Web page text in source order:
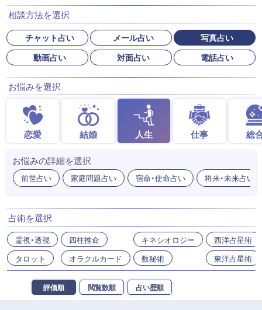
相談方法を選択
チャット占い メール占い
写真占い
動画占い
対面占い 電話占い
お悩みを選択
恋愛 結婚 人生 仕事 総
お悩みの詳細を選択
前世占い 家庭問題占い 宿命・使命占い 将来・未来占い
占術を選択
霊視・透視
タロット
四柱推命
オラクルカード
キネシオロジー
数秘術
西洋占星術
東洋占星術
評価順 閲覧数順 占い歴順